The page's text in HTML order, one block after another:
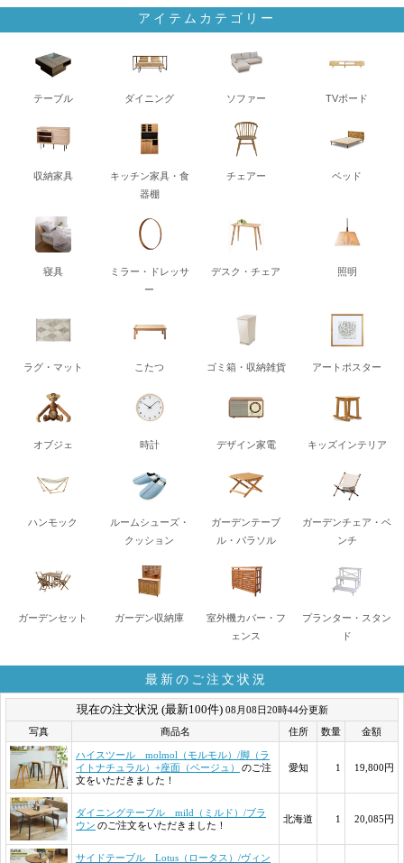
アイテムカテゴリー
テーブル ダイニング ソファー TVボード
収納家具
キッチン家具・食
器棚
チェアー ベッド
寝具
ミラー・ドレッサ
ー
デスク・チェア 照明
ラグ・マット こたつ ゴミ箱・収納雑貨 アートポスター
オブジェ 時計 デザイン家電 キッズインテリア
ハンモック
ルームシューズ・
クッション
ガーデンテーブ
ル・パラソル
ガーデンチェア・ベ
ンチ
ガーデンセット ガーデン収納庫
室外機カバー・フ
ェンス
プランター・スタン
ド
最新のご注文状況